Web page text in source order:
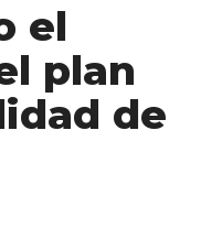
el
plan
de